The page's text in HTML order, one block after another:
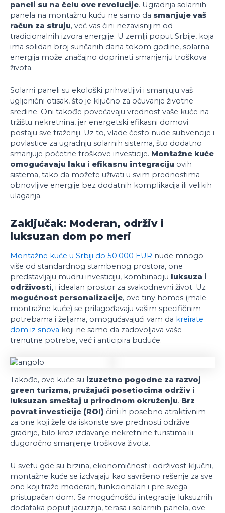
paneli su na čelu ove revolucije. Ugradnja solarnih
panela na montažnu kuću ne samo da smanjuje vaš
račun za struju, već vas čini nezavisnijim od
tradicionalnih izvora energije. U zemlji poput Srbije, koja
ima solidan broj sunčanih dana tokom godine, solarna
energija može značajno doprineti smanjenju troškova
života.
Solarni paneli su ekološki prihvatljivi i smanjuju vaš
ugljenični otisak, što je ključno za očuvanje životne
sredine. Oni takođe povećavaju vrednost vaše kuće na
tržištu nekretnina, jer energetski efikasni domovi
postaju sve traženiji. Uz to, vlade često nude subvencije i
povlastice za ugradnju solarnih sistema, što dodatno
smanjuje početne troškove investicije. Montažne kuće
omogućavaju laku i efikasnu integraciju ovih
sistema, tako da možete uživati u svim prednostima
obnovljive energije bez dodatnih komplikacija ili velikih
ulaganja.
Zaključak: Moderan, održiv i
luksuzan dom po meri
Montažne kuće u Srbiji do 50.000 EUR nude mnogo
više od standardnog stambenog prostora, one
predstavljaju mudru investiciju, kombinaciju luksuza i
održivosti, i idealan prostor za svakodnevni život. Uz
mogućnost personalizacije, ove tiny homes (male
montražne kuće) se prilagođavaju vašim specifičnim
potrebama i željama, omogućavajući vam da kreirate
dom iz snova koji ne samo da zadovoljava vaše
trenutne potrebe, već i anticipira buduće.
Takođe, ove kuće su izuzetno pogodne za razvoj
green turizma, pružajući posetiocima održiv i
luksuzan smeštaj u prirodnom okruženju. Brz
povrat investicije (ROI) čini ih posebno atraktivnim
za one koji žele da iskoriste sve prednosti održive
gradnje, bilo kroz izdavanje nekretnine turistima ili
dugoročno smanjenje troškova života.
U svetu gde su brzina, ekonomičnost i održivost ključni,
montažne kuće se izdvajaju kao savršeno rešenje za sve
one koji traže moderan, funkcionalan i pre svega
pristupačan dom. Sa mogućnošću integracije luksuznih
dodataka poput jacuzzija, terasa i solarnih panela, ove